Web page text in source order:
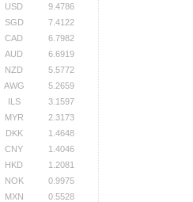
USD
9.4786
SGD
7.4122
CAD
6.7982
AUD
6.6919
NZD
5.5772
AWG
5.2659
ILS
3.1597
MYR
2.3173
DKK
1.4648
CNY
1.4046
HKD
1.2081
NOK
0.9975
MXN
0.5528